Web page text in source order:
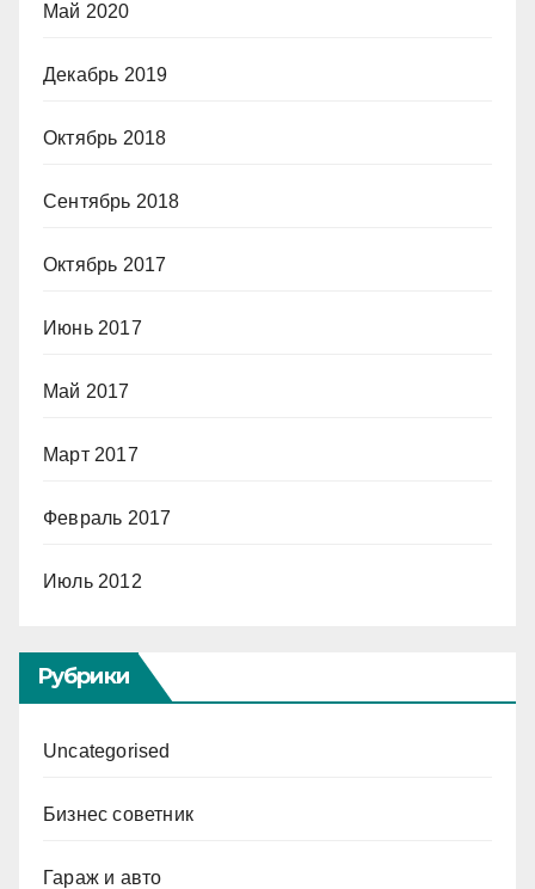
Май 2020
Декабрь 2019
Октябрь 2018
Сентябрь 2018
Октябрь 2017
Июнь 2017
Май 2017
Март 2017
Февраль 2017
Июль 2012
Рубрики
Uncategorised
Бизнес советник
Гараж и авто